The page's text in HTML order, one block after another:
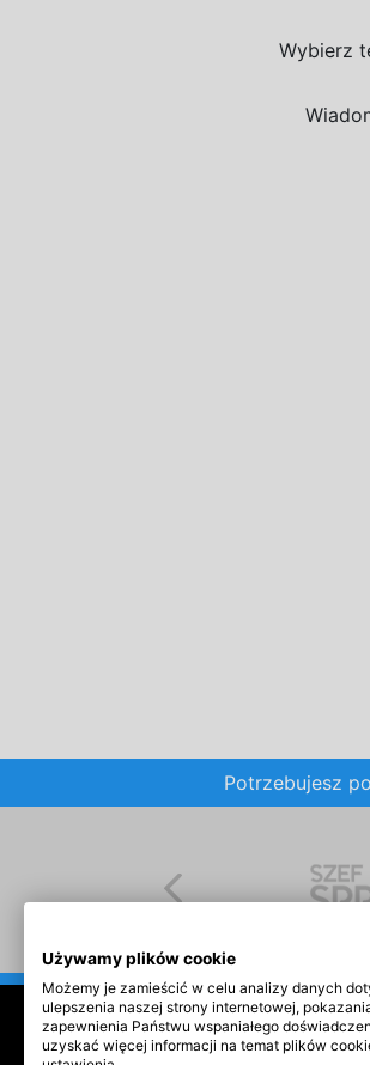
Wybierz
Potrzebujesz
O serwisie Szkolenia
Używamy plików cookie
Możemy je zamieścić w celu analizy danych
ulepszenia naszej strony internetowej,
zapewnienia Państwu wspaniałego
uzyskać więcej informacji na temat plików